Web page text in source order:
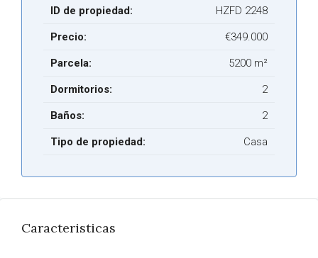
ID de propiedad: HZFD 2248
Precio: €349.000
Parcela: 5200 m²
Dormitorios: 2
Baños: 2
Tipo de propiedad: Casa
Caracteristicas